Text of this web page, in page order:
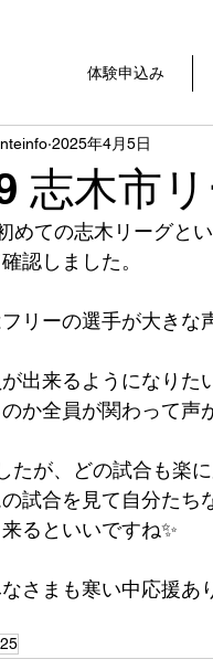
体験申込み
志木市
2025年4月5日
めての志木リーグと
認しました。
リーの選手が大きな
出来るようになりた
か全員が関わって
たが、どの試合も楽
試合を見て自分たち
るといいですね✨
さまも寒い中応援あ